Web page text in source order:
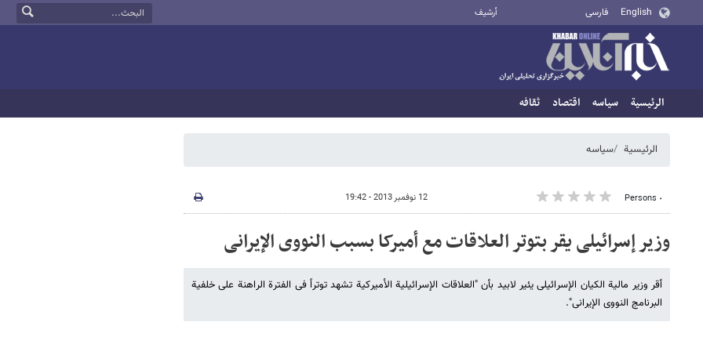
English فارسی أرشيف
الرئيسية سیاسه اقتصاد ثقافه
الرئيسية سیاسه
٠ Persons 12 نوفمبر 2013 - 19:42
وزیر إسرائیلی یقر بتوتر العلاقات مع أمیرکا بسبب النووی الإیرانی
أقر وزیر مالیة الکیان الإسرائیلی یئیر لابید بأن "العلاقات الإسرائیلیة الأمیرکیة تشهد توتراً فی الفترة الراهنة على خلفیة
البرنامج النووی الإیرانی".